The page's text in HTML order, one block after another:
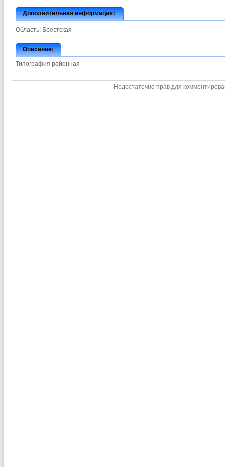
Дополнительная информация:
Область: Брестская
Описание:
Типография районная
Недостаточно прав для